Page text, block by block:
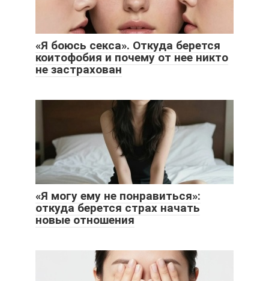
«Я боюсь секса». Откуда берется
коитофобия и почему от нее никто
не застрахован
«Я могу ему не понравиться»:
откуда берется страх начать
новые отношения